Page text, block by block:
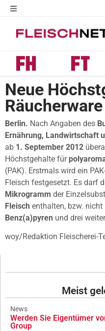
Neue
Räucherware
Berlin. Nach Angaben des
Ernährung, Landwirtschaft
ab 1. September 2012
Höchstgehalte für
(PAK). Erstmals wird ein
Fleisch festgesetzt. Es darf
Mikrogramm der
Fleisch enthalten, bzw. nicht
Benz(a)pyren und drei
woy/Redaktion Fleischerei-
Meist
News
Werden Sie Eigentümer
Group